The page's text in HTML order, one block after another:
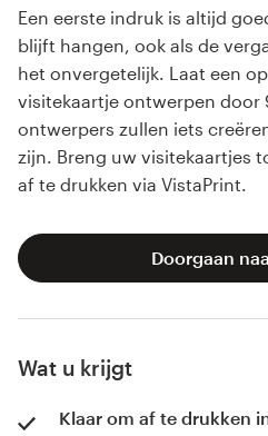
Een eerste indruk is altijd
blijft hangen, ook als de
het onvergetelijk. Laat een
visitekaartje ontwerpen door
ontwerpers zullen iets
zijn. Breng uw visitekaartjes
af te drukken via VistaPrint.
Doorgaan
Wat u krijgt
Klaar om af te drukken